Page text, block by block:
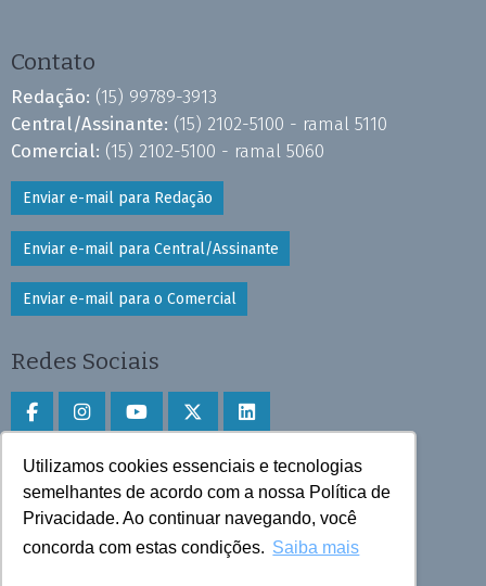
Utilizamos cookies essenciais e tecnologias
semelhantes de acordo com a nossa Política de
Privacidade. Ao continuar navegando, você
concorda com estas condições. Saiba mais
Contato
Redação: (15) 99789-3913
Central/Assinante: (15) 2102-5100 - ramal 5110
Comercial: (15) 2102-5100 - ramal 5060
Enviar e-mail para Redação
Enviar e-mail para Central/Assinante
Enviar e-mail para o Comercial
Redes Sociais
Faça download do aplicativo
Play Store e App Store